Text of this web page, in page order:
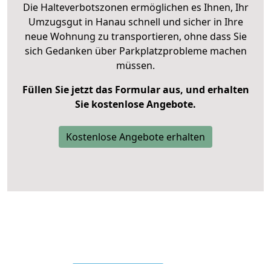
Die Halteverbotszonen ermöglichen es Ihnen, Ihr
Umzugsgut in Hanau schnell und sicher in Ihre
neue Wohnung zu transportieren, ohne dass Sie
sich Gedanken über Parkplatzprobleme machen
müssen.
Füllen Sie jetzt das Formular aus, und erhalten
Sie kostenlose Angebote.
Kostenlose Angebote erhalten